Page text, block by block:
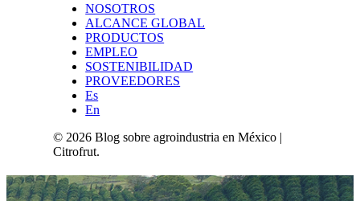
NOSOTROS
ALCANCE GLOBAL
PRODUCTOS
EMPLEO
SOSTENIBILIDAD
PROVEEDORES
Es
En
© 2026 Blog sobre agroindustria en México |
Citrofrut.